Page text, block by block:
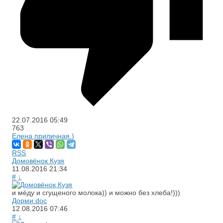
22.07.2016 05:49
763
Елена приличная.)
RSS
Домовёнок Кузя
11.08.2016 21:34
# ↓
и мёду и сгущеного молока)) и можно без хлеба!)))
Дорми.doc
12.08.2016 07:46
# ↓